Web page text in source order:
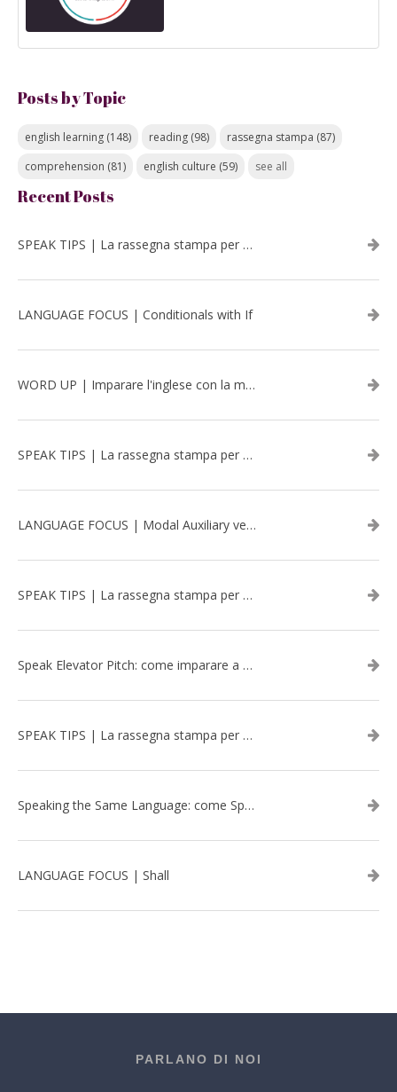
Posts by Topic
english learning (148) reading (98) rassegna stampa (87)
comprehension (81) english culture (59) see all
Recent Posts
SPEAK TIPS | La rassegna stampa per migliorare l’inglese - luglio 2026
LANGUAGE FOCUS | Conditionals with If
WORD UP | Imparare l'inglese con la musica: David Bowie
SPEAK TIPS | La rassegna stampa per migliorare l’inglese - aprile 2026
LANGUAGE FOCUS | Modal Auxiliary verbs in the past
SPEAK TIPS | La rassegna stampa per migliorare l’inglese - marzo 2026
Speak Elevator Pitch: come imparare a gestire una presentazione in inglese
SPEAK TIPS | La rassegna stampa per migliorare l’inglese - febbraio 2026
Speaking the Same Language: come Speak aiuta a rafforzare i team attraverso il Team Building in inglese
LANGUAGE FOCUS | Shall
PARLANO DI NOI